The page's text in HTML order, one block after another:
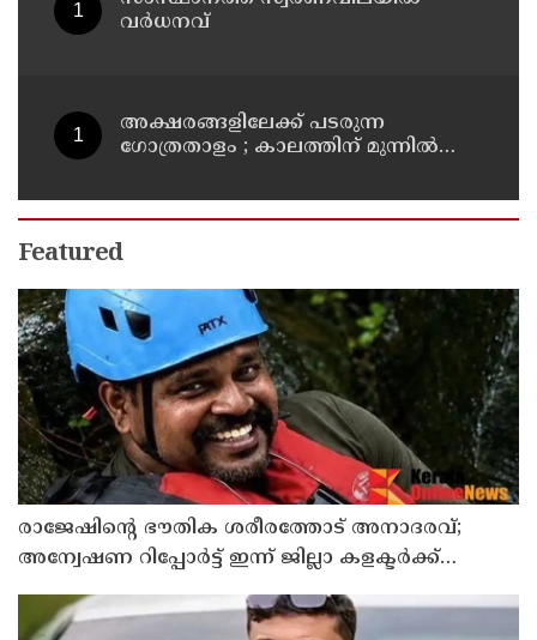
വർധനവ്
അക്ഷരങ്ങളിലേക്ക് പടരുന്ന
ഗോത്രതാളം ; കാലത്തിന് മുന്നിൽ
കൈകോർത്ത് രണ്ട് എഴുത്തുകാർ ;
മാവിലരുടെയും മലവേട്ടുവരുടെയും
തനത് ഭാഷയ്ക്ക് നിഘണ്ടു ഒരുങ്ങുന്നു
Featured
രാജേഷിന്റെ ഭൗതിക ശരീരത്തോട് അനാദരവ്;
അന്വേഷണ റിപ്പോര്‍ട്ട് ഇന്ന് ജില്ലാ കളക്ടര്‍ക്ക്